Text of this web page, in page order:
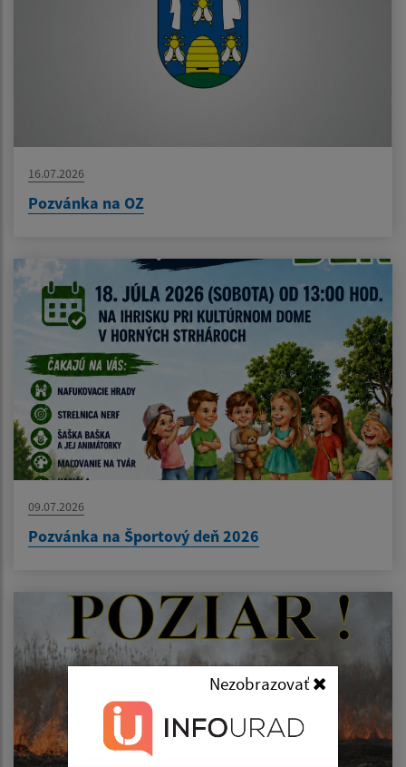
Nezobrazovať
16.07.2026
Pozvánka na OZ
09.07.2026
Pozvánka na Športový deň 2026